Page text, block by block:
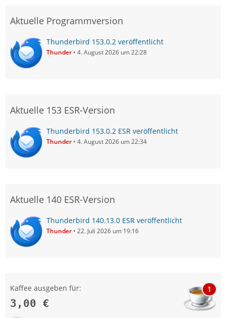
Aktuelle Programmversion
Thunderbird 153.0.2 veröffentlicht
Thunder 4. August 2026 um 22:28
Aktuelle 153 ESR-Version
Thunderbird 153.0.2 ESR veröffentlicht
Thunder 4. August 2026 um 22:34
Aktuelle 140 ESR-Version
Thunderbird 140.13.0 ESR veröffentlicht
Thunder 22. Juli 2026 um 19:16
Kaffee ausgeben für:
3,00 €
1